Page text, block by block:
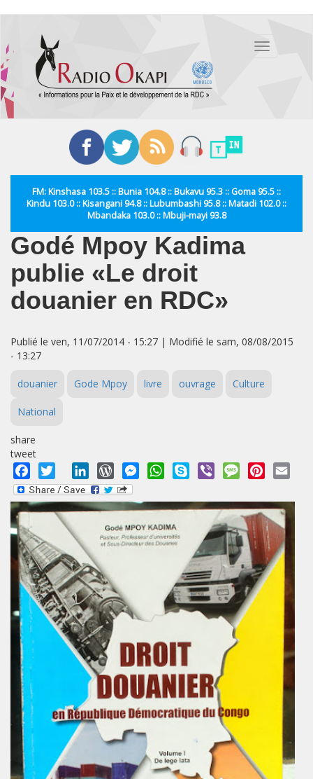
contenu
principal
Toggle
FM: Kinshasa 103.5 :: Bunia 104.8 :: Bukavu 95.3 :: Goma 95.5 ::
Kindu 103.0 :: Kisangani 94.8 :: Lubumbashi 95.8 :: Matadi 102.0 ::
Mbandaka 103.0 :: Mbuji-mayi 93.8
Godé Mpoy Kadima
publie «Le droit
douanier en RDC»
Publié le ven, 11/07/2014 - 15:27 | Modifié le sam, 08/08/2015
- 13:27
douanier Gode Mpoy livre ouvrage Culture
National
share
tweet
Facebook
Twitter LinkedInWordPressMessengerWhatsApp
Skype Viber MessagePinterest